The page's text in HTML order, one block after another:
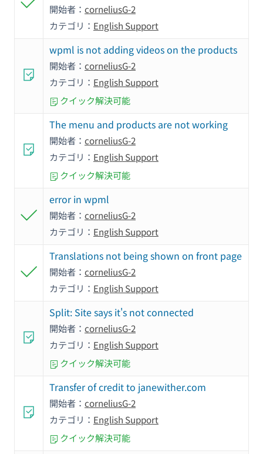
開始者： corneliusG-2
カテゴリ： English Support
wpml is not adding videos on the products
開始者： corneliusG-2
カテゴリ： English Support
クイック解決可能
The menu and products are not working
開始者： corneliusG-2
カテゴリ： English Support
クイック解決可能
error in wpml
開始者： corneliusG-2
カテゴリ： English Support
Translations not being shown on front page
開始者： corneliusG-2
カテゴリ： English Support
Split: Site says it's not connected
開始者： corneliusG-2
カテゴリ： English Support
クイック解決可能
Transfer of credit to janewither.com
開始者： corneliusG-2
カテゴリ： English Support
クイック解決可能